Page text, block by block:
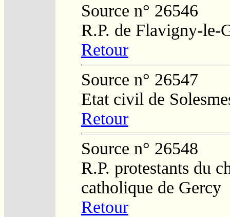
Source n° 26546
R.P. de Flavigny-le-
Retour
Source n° 26547
Etat civil de
Retour
Source n° 26548
R.P. protestants du
catholique de Gercy
Retour